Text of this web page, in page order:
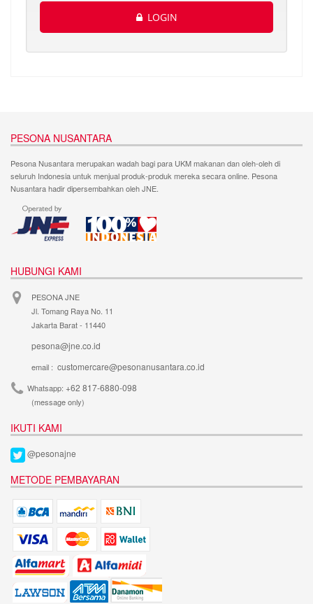
LOGIN
PESONA NUSANTARA
Pesona Nusantara merupakan wadah bagi para UKM makanan dan oleh-oleh di
seluruh Indonesia untuk menjual produk-produk mereka secara online. Pesona
Nusantara hadir dipersembahkan oleh JNE.
HUBUNGI KAMI
PESONA JNE
Jl. Tomang Raya No. 11
Jakarta Barat - 11440
pesona@jne.co.id
email : customercare@pesonanusantara.co.id
Whatsapp: +62 817-6880-098
(message only)
IKUTI KAMI
@pesonajne
METODE PEMBAYARAN